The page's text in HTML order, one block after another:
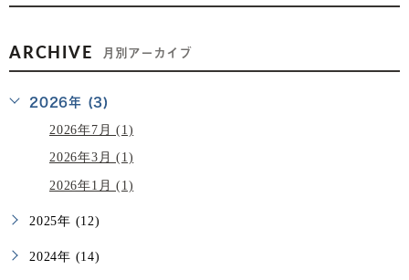
ARCHIVE 月別アーカイブ
2026年 (3)
2026年7月 (1)
2026年3月 (1)
2026年1月 (1)
2025年 (12)
2024年 (14)